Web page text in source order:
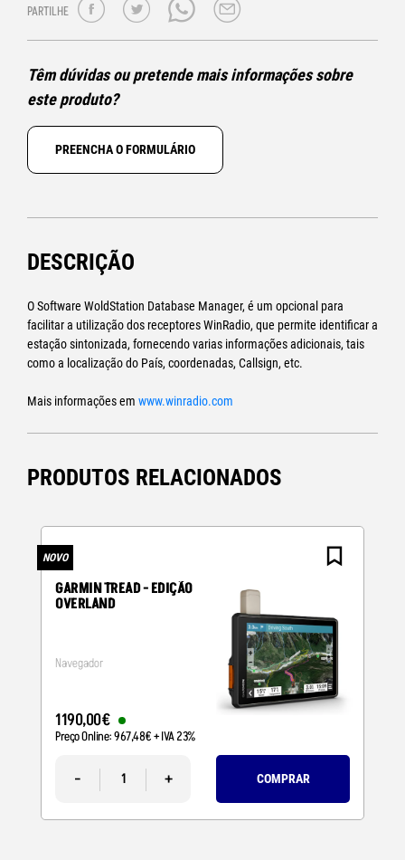
PARTILHE
Têm dúvidas ou pretende mais informações sobre
este produto?
PREENCHA O FORMULÁRIO
DESCRIÇÃO
O Software WoldStation Database Manager, é um opcional para
facilitar a utilização dos receptores WinRadio, que permite identificar a
estação sintonizada, fornecendo varias informações adicionais, tais
como a localização do País, coordenadas, Callsign, etc.
Mais informações em www.winradio.com
PRODUTOS RELACIONADOS
NOVO
GARMIN TREAD - EDIÇÃO
OVERLAND
Navegador
1190,00€
Preço Online:967,48€+ IVA 23%
- + COMPRAR